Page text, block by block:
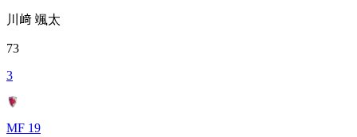
川﨑 颯太
73
3
MF 19